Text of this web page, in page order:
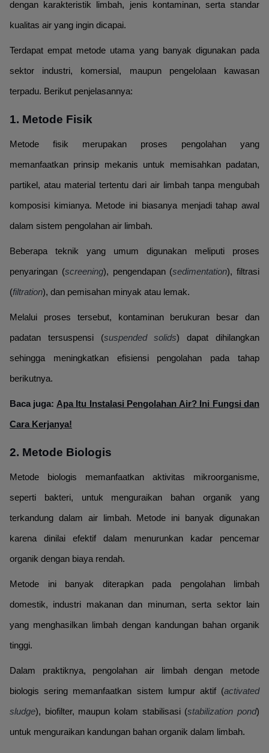
dengan karakteristik limbah, jenis kontaminan, serta standar
kualitas air yang ingin dicapai.
Terdapat empat metode utama yang banyak digunakan pada
sektor industri, komersial, maupun pengelolaan kawasan
terpadu. Berikut penjelasannya:
1. Metode Fisik
Metode fisik merupakan proses pengolahan yang
memanfaatkan prinsip mekanis untuk memisahkan padatan,
partikel, atau material tertentu dari air limbah tanpa mengubah
komposisi kimianya. Metode ini biasanya menjadi tahap awal
dalam sistem pengolahan air limbah.
Beberapa teknik yang umum digunakan meliputi proses
penyaringan (screening), pengendapan (sedimentation), filtrasi
(filtration), dan pemisahan minyak atau lemak.
Melalui proses tersebut, kontaminan berukuran besar dan
padatan tersuspensi (suspended solids) dapat dihilangkan
sehingga meningkatkan efisiensi pengolahan pada tahap
berikutnya.
Baca juga: Apa Itu Instalasi Pengolahan Air? Ini Fungsi dan
Cara Kerjanya!
2. Metode Biologis
Metode biologis memanfaatkan aktivitas mikroorganisme,
seperti bakteri, untuk menguraikan bahan organik yang
terkandung dalam air limbah. Metode ini banyak digunakan
karena dinilai efektif dalam menurunkan kadar pencemar
organik dengan biaya rendah.
Metode ini banyak diterapkan pada pengolahan limbah
domestik, industri makanan dan minuman, serta sektor lain
yang menghasilkan limbah dengan kandungan bahan organik
tinggi.
Dalam praktiknya, pengolahan air limbah dengan metode
biologis sering memanfaatkan sistem lumpur aktif (activated
sludge), biofilter, maupun kolam stabilisasi (stabilization pond)
untuk menguraikan kandungan bahan organik dalam limbah.